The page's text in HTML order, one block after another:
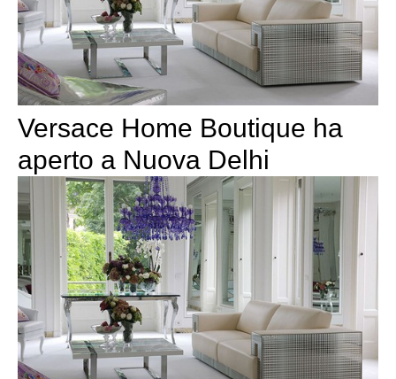
Versace Home Boutique ha
aperto a Nuova Delhi